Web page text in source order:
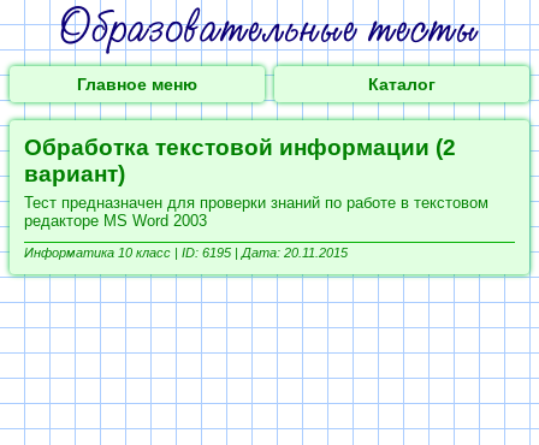
Главное меню Каталог
Обработка текстовой информации (2
вариант)
Тест предназначен для проверки знаний по работе в текстовом
редакторе MS Word 2003
Информатика 10 класс | ID: 6195 | Дата: 20.11.2015